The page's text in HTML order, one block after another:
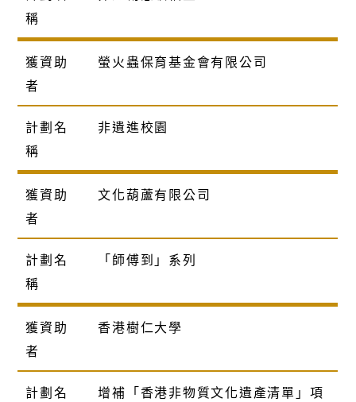
稱
獲資助
者
螢火蟲保育基金會有限公司
計劃名
稱
非遺進校園
獲資助
者
文化葫蘆有限公司
計劃名
稱
「師傅到」系列
獲資助
者
香港樹仁大學
計劃名
增補「香港非物質文化遺產清單」項